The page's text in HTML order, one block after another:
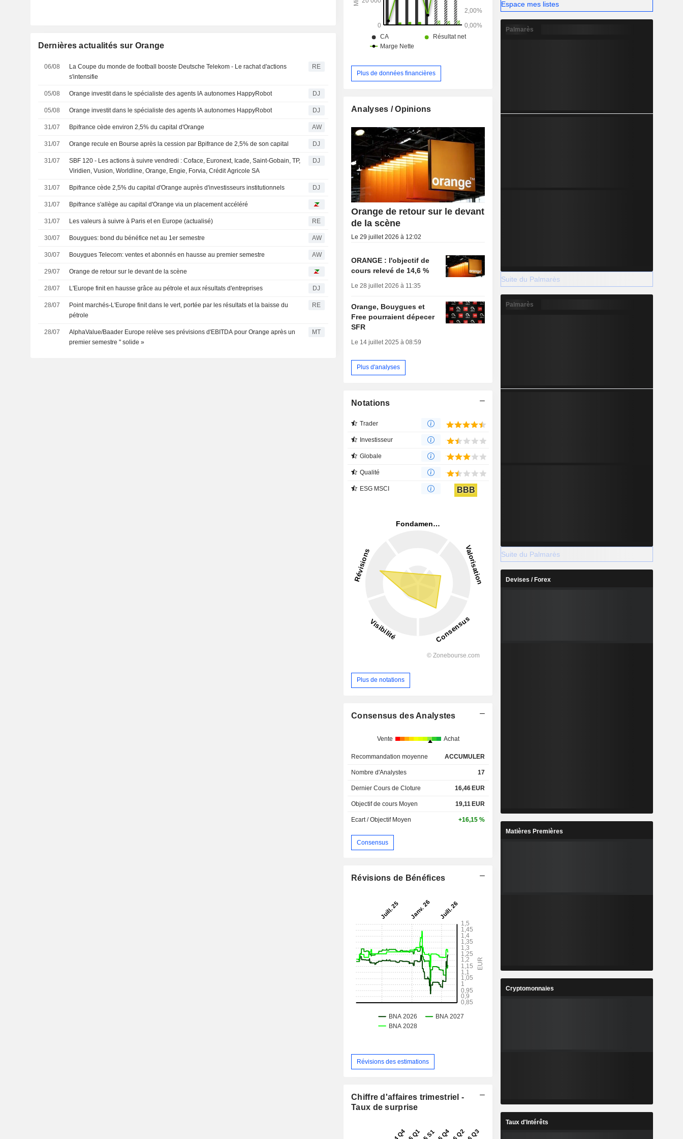
Dernières actualités sur Orange
06/08
La Coupe du monde de football booste Deutsche Telekom - Le rachat d'actions
s'intensifie
RE
05/08 Orange investit dans le spécialiste des agents IA autonomes HappyRobot DJ
05/08 Orange investit dans le spécialiste des agents IA autonomes HappyRobot DJ
31/07 Bpifrance cède environ 2,5% du capital d'Orange AW
31/07 Orange recule en Bourse après la cession par Bpifrance de 2,5% de son capital DJ
31/07
SBF 120 - Les actions à suivre vendredi : Coface, Euronext, Icade, Saint-Gobain, TP,
Viridien, Vusion, Worldline, Orange, Engie, Forvia, Crédit Agricole SA
DJ
31/07 Bpifrance cède 2,5% du capital d'Orange auprès d'investisseurs institutionnels DJ
31/07 Bpifrance s'allège au capital d'Orange via un placement accéléré
31/07 Les valeurs à suivre à Paris et en Europe (actualisé) RE
30/07 Bouygues: bond du bénéfice net au 1er semestre AW
30/07 Bouygues Telecom: ventes et abonnés en hausse au premier semestre AW
29/07 Orange de retour sur le devant de la scène
28/07 L'Europe finit en hausse grâce au pétrole et aux résultats d'entreprises DJ
28/07
Point marchés-L'Europe finit dans le vert, portée par les résultats et la baisse du
pétrole
RE
28/07
AlphaValue/Baader Europe relève ses prévisions d'EBITDA pour Orange après un
premier semestre " solide »
MT
Plus de données financières
Analyses / Opinions
Orange de retour sur le devant
de la scène
Le 29 juillet 2026 à 12:02
ORANGE : l'objectif de
cours relevé de 14,6 %
Le 28 juillet 2026 à 11:35
Orange, Bouygues et
Free pourraient dépecer
SFR
Le 14 juillet 2025 à 08:59
Plus d'analyses
Notations
Trader
Investisseur
Globale
Qualité
ESG MSCI BBB
Plus de notations
Consensus des Analystes
Vente Achat
Recommandation moyenne ACCUMULER
Nombre d'Analystes 17
Dernier Cours de Cloture 16,46 EUR
Objectif de cours Moyen 19,11 EUR
Ecart / Objectif Moyen +16,15 %
Consensus
Révisions de Bénéfices
Révisions des estimations
Chiffre d'affaires trimestriel -
Taux de surprise
Espace mes listes
Palmarès
Suite du Palmarès
Palmarès
Suite du Palmarès
Devises / Forex
Matières Premières
Cryptomonnaies
Taux d'Intérêts